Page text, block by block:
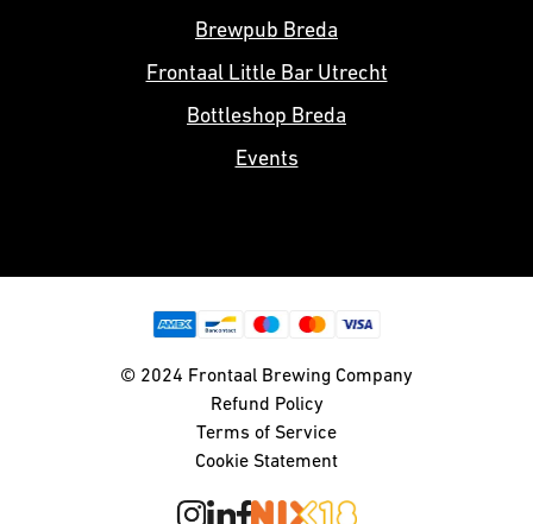
Brewpub Breda
Frontaal Little Bar Utrecht
Bottleshop Breda
Events
© 2024 Frontaal Brewing Company
Refund Policy
Terms of Service
Cookie Statement